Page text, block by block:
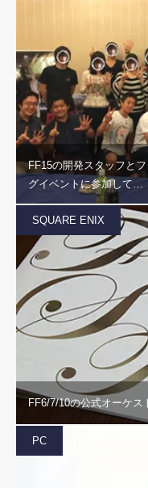
FF15の開発スタッフと
グイベントに参加して…
SQUARE ENIX
FF6/7/10の公式オーケ
PC